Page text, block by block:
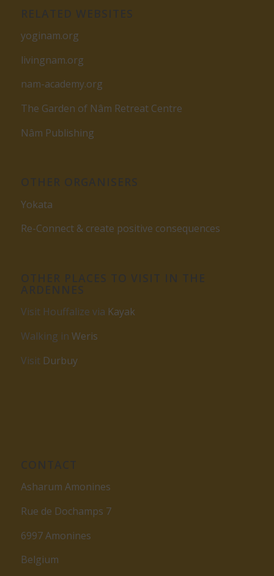
yoginam.org
livingnam.org
nam-academy.org
The Garden of Nâm Retreat Centre
Nâm Publishing
Yokata
Re-Connect & create positive consequences
Visit Houffalize via Kayak
Walking in Weris
Visit Durbuy
Asharum Amonines
Rue de Dochamps 7
6997 Amonines
Belgium